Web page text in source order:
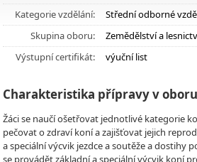
Kategorie vzdělání:
Střední odborné
Skupina oboru:
Zemědělství a
Výstupní certifikát:
výuční list
Charakteristika přípravy v oboru
Žáci se naučí ošetřovat jednotlivé kategorie
pečovat o zdraví koní a zajišťovat jejich
a speciální výcvik jezdce a soutěže a dostihy
se provádět základní a speciální výcvik koní